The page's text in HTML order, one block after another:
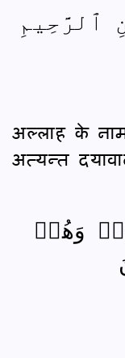
अल्लाह के
अत्यन्त
وَهُمۡ